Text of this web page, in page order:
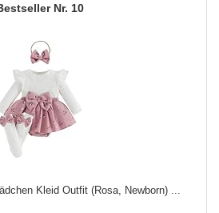
10
Kleid Outfit (Rosa, Newborn) ...